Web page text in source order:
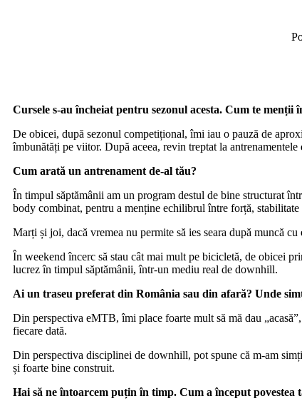
Cursele s-au încheiat pentru sezonul acesta. Cum te menții
De obicei, după sezonul competițional, îmi iau o pauză de
îmbunătăți pe viitor. După aceea, revin treptat la
Cum arată un antrenament de-al tău?
În timpul săptămânii am un program destul de bine structurat
body combinat, pentru a menține echilibrul între forță, stabilitate
Marți și joi, dacă vremea nu permite să ies seara după muncă
În weekend încerc să stau cât mai mult pe bicicletă, de obicei
lucrez în timpul săptămânii, într-un mediu real de downhill.
Ai un traseu preferat din România sau din afară? Unde
Din perspectiva eMTB, îmi place foarte mult să mă dau
fiecare dată.
Din perspectiva disciplinei de downhill, pot spune că m-am
și foarte bine construit.
Hai să ne întoarcem puțin în timp. Cum a început povestea